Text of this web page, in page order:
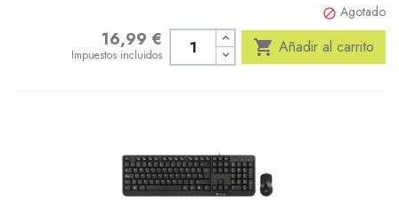
 Agotado
Precio16,99 €
Impuestos incluidos  Añadir al carrito